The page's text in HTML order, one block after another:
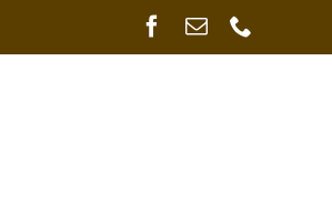
Facebook
E-